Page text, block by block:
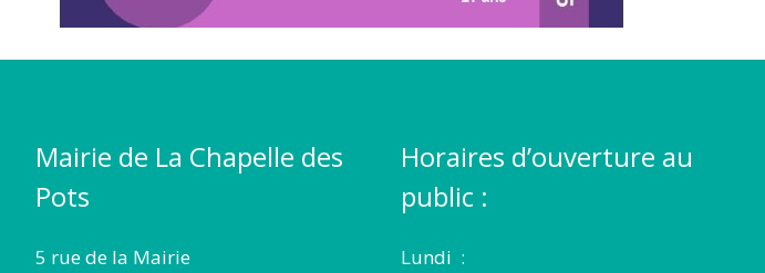
Mairie de La Chapelle des
Pots
5 rue de la Mairie
Horaires d’ouverture au
public :
Lundi :